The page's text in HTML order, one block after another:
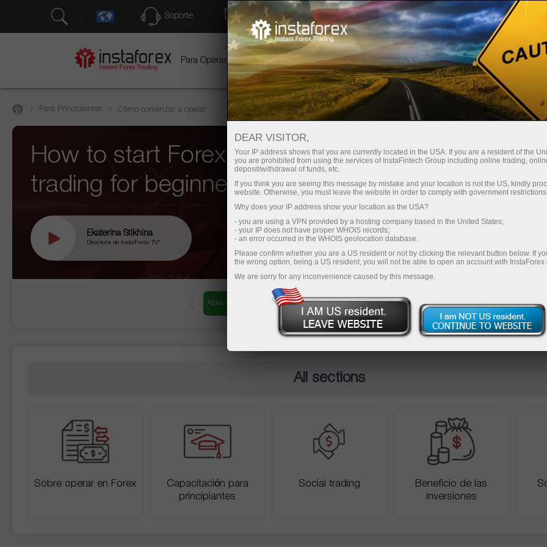
Soporte Apertura instantánea de la cuenta Plataforma comercial
Para Operadores Para Principiantes Para Inversionistas Para Socios
Para Principiantes Cómo comenzar a operar
How to start Forex
trading for beginners
Ekaterina Stikhina
Directora de InstaForex TV*
Abra una cuenta de operaciones Abra una cuenta demo
All sections
Sobre operar en Forex
Capacitación para
principiantes
Social trading
Beneficio de las
inversiones
DEAR VISITOR,
Your IP address shows that you are currently located in the USA. If you are a resident of the
you are prohibited from using the services of InstaFintech Group including online trading,
deposit/withdrawal of funds, etc.
If you think you are seeing this message by mistake and your location is not the US, kindly
website. Otherwise, you must leave the website in order to comply with government
Why does your IP address show your location as the USA?
- you are using a VPN provided by a hosting company based in the United States;
- your IP does not have proper WHOIS records;
- an error occurred in the WHOIS geolocation database.
Please confirm whether you are a US resident or not by clicking the relevant button below. If
the wrong option, being a US resident, you will not be able to open an account with InstaForex
We are sorry for any inconvenience caused by this message.